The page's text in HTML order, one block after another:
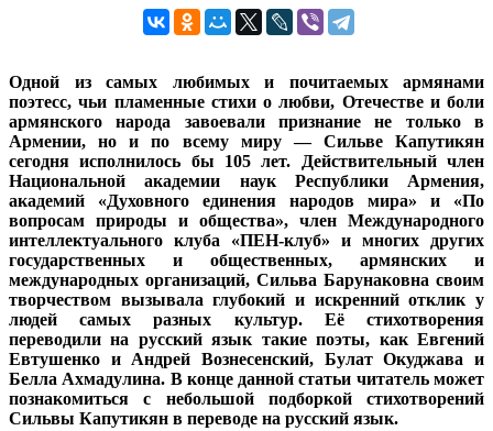
Одной из самых любимых и почитаемых армянами
поэтесс, чьи пламенные стихи о любви, Отечестве и боли
армянского народа завоевали признание не только в
Армении, но и по всему миру — Сильве Капутикян
сегодня исполнилось бы 105 лет. Действительный член
Национальной академии наук Республики Армения,
академий «Духовного единения народов мира» и «По
вопросам природы и общества», член Международного
интеллектуального клуба «ПЕН-клуб» и многих других
государственных и общественных, армянских и
международных организаций, Сильва Барунаковна своим
творчеством вызывала глубокий и искренний отклик у
людей самых разных культур. Её стихотворения
переводили на русский язык такие поэты, как Евгений
Евтушенко и Андрей Вознесенский, Булат Окуджава и
Белла Ахмадулина. В конце данной статьи читатель может
познакомиться с небольшой подборкой стихотворений
Сильвы Капутикян в переводе на русский язык.